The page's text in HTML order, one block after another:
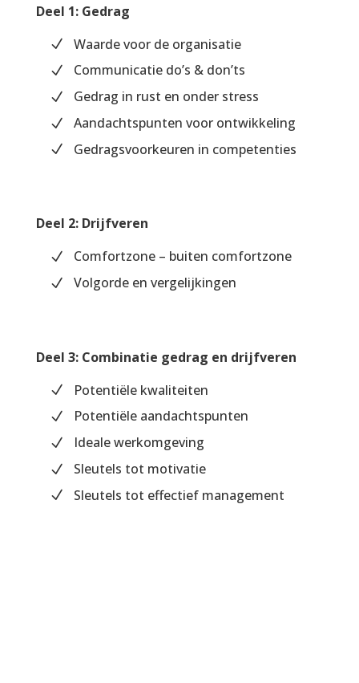
Deel 1: Gedrag
Waarde voor de organisatie
Communicatie do’s & don’ts
Gedrag in rust en onder stress
Aandachtspunten voor ontwikkeling
Gedragsvoorkeuren in competenties
Deel 2: Drijfveren
Comfortzone – buiten comfortzone
Volgorde en vergelijkingen
Deel 3: Combinatie gedrag en drijfveren
Potentiële kwaliteiten
Potentiële aandachtspunten
Ideale werkomgeving
Sleutels tot motivatie
Sleutels tot effectief management